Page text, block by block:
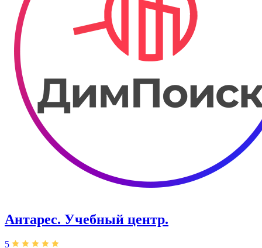
Антарес. Учебный центр.
5